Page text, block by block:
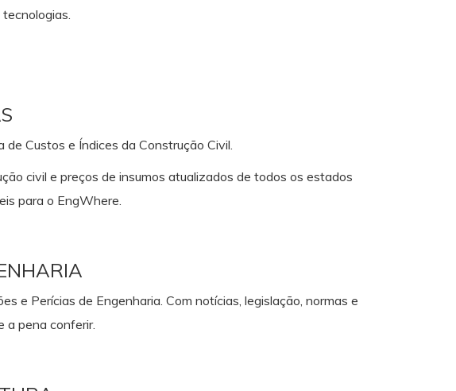
de Custos e Índices da Construção Civil.
civil e preços de insumos atualizados de todos os estados
para o EngWhere.
e Perícias de Engenharia. Com notícias, legislação, normas e
a pena conferir.